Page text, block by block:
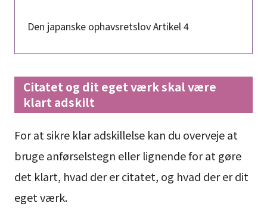
Den japanske ophavsretslov Artikel 4
Citatet og dit eget værk skal være
klart adskilt
For at sikre klar adskillelse kan du overveje at
bruge anførselstegn eller lignende for at gøre
det klart, hvad der er citatet, og hvad der er dit
eget værk.